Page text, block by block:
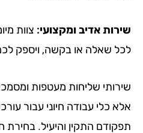
אדיב ומקצועי:צוות מיומן
שאלה או בקשה, ויספק לכם
שליחות מעטפות ומסמכים
כלי עבודה חיוני עבור עורכי
התקין והיעיל. בחירת